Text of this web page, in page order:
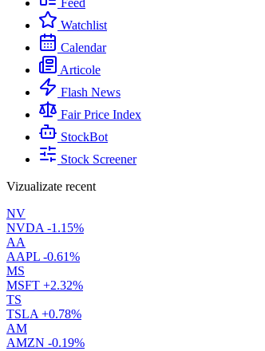
Feed
Watchlist
Calendar
Articole
Flash News
Fair Price Index
StockBot
Stock Screener
Vizualizate recent
NV
NVDA -1.15%
AA
AAPL -0.61%
MS
MSFT +2.32%
TS
TSLA +0.78%
AM
AMZN -0.19%